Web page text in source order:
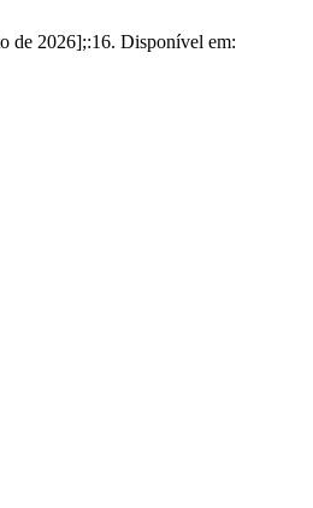
2026];:16. Disponível em: